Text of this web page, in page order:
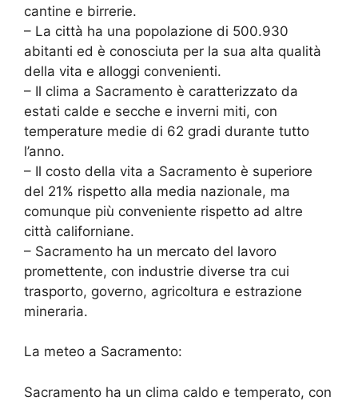
cantine e birrerie.
– La città ha una popolazione di 500.930
abitanti ed è conosciuta per la sua alta qualità
della vita e alloggi convenienti.
– Il clima a Sacramento è caratterizzato da
estati calde e secche e inverni miti, con
temperature medie di 62 gradi durante tutto
l’anno.
– Il costo della vita a Sacramento è superiore
del 21% rispetto alla media nazionale, ma
comunque più conveniente rispetto ad altre
città californiane.
– Sacramento ha un mercato del lavoro
promettente, con industrie diverse tra cui
trasporto, governo, agricoltura e estrazione
mineraria.
La meteo a Sacramento:
Sacramento ha un clima caldo e temperato, con